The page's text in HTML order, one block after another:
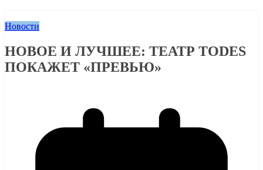
Новости
НОВОЕ И ЛУЧШЕЕ: ТЕАТР TODES
ПОКАЖЕТ «ПРЕВЬЮ»